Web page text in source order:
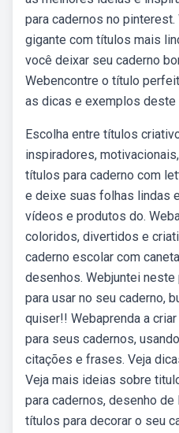
para cadernos no
gigante com títulos mais
você deixar seu caderno
Webencontre o título
as dicas e exemplos deste
Escolha entre títulos
inspiradores,
títulos para caderno com
e deixe suas folhas lindas
vídeos e produtos do.
coloridos, divertidos e
caderno escolar com
desenhos. Webjuntei
para usar no seu caderno,
quiser!! Webaprenda a
para seus cadernos,
citações e frases. Veja
Veja mais ideias sobre
para cadernos, desenho
títulos para decorar o seu